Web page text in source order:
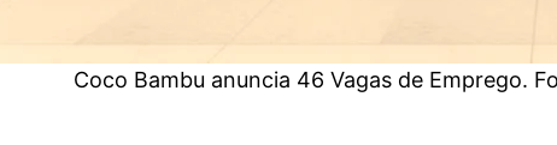
Coco Bambu anuncia 46 Vagas de Emprego.